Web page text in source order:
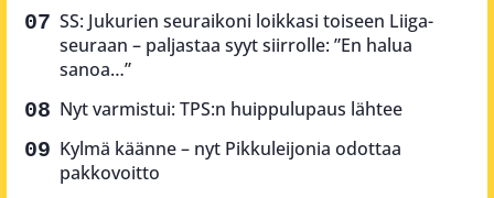
SS: Jukurien seuraikoni loikkasi toiseen Liiga-
seuraan – paljastaa syyt siirrolle: ”En halua
sanoa…”
Nyt varmistui: TPS:n huippulupaus lähtee
Kylmä käänne – nyt Pikkuleijonia odottaa
pakkovoitto